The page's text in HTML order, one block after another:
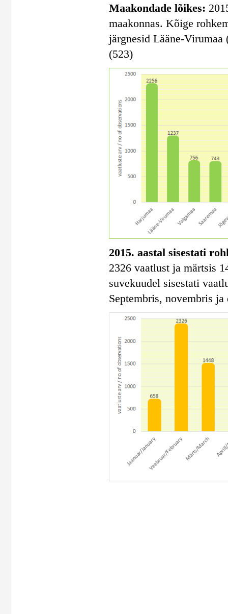
Maakondade lõikes:
maakonnas. Kõige
järgnesid Lääne-Virumaa
(523)
2015. aastal sisestati
2326 vaatlust ja märtsis
suvekuudel sisestati
Septembris, novembris